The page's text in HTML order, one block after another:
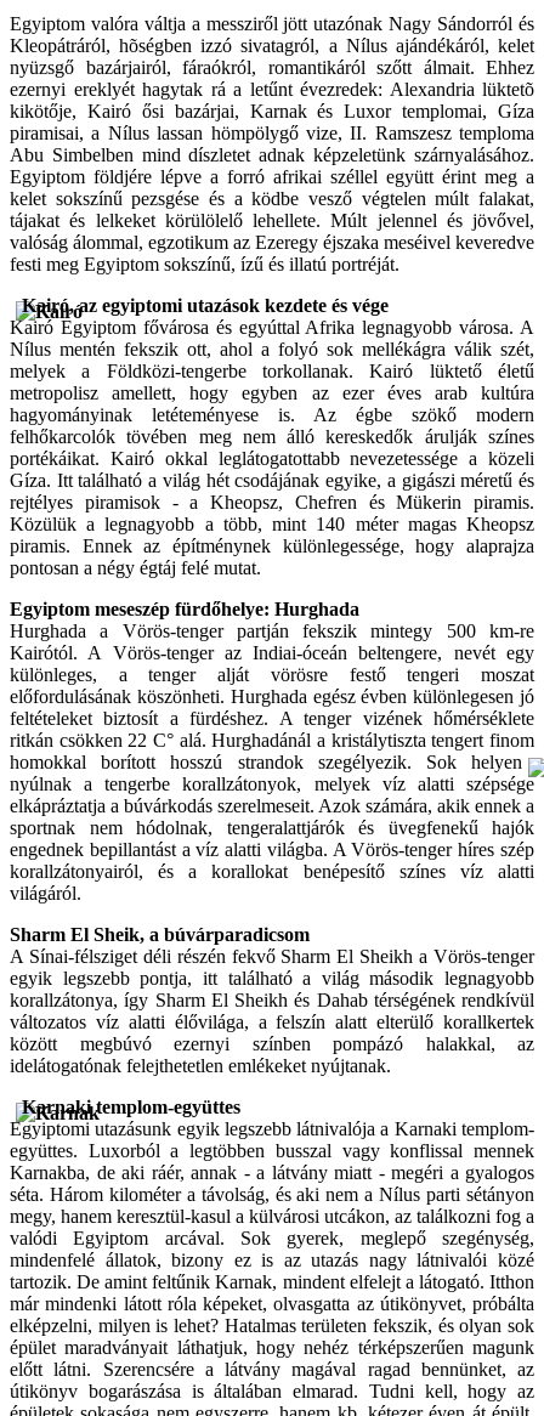
Egyiptom valóra váltja a messziről jött utazónak Nagy Sándorról és
Kleopátráról, hõségben izzó sivatagról, a Nílus ajándékáról, kelet
nyüzsgő bazárjairól, fáraókról, romantikáról szőtt álmait. Ehhez
ezernyi ereklyét hagytak rá a letűnt évezredek: Alexandria lüktetõ
kikötője, Kairó ősi bazárjai, Karnak és Luxor templomai, Gíza
piramisai, a Nílus lassan hömpölygő vize, II. Ramszesz temploma
Abu Simbelben mind díszletet adnak képzeletünk szárnyalásához.
Egyiptom földjére lépve a forró afrikai széllel együtt érint meg a
kelet sokszínű pezsgése és a ködbe vesző végtelen múlt falakat,
tájakat és lelkeket körülölelő lehellete. Múlt jelennel és jövővel,
valóság álommal, egzotikum az Ezeregy éjszaka meséivel keveredve
festi meg Egyiptom sokszínű, ízű és illatú portréját.
Kairó, az egyiptomi utazások kezdete és vége
Kairó Egyiptom fővárosa és egyúttal Afrika legnagyobb városa. A
Nílus mentén fekszik ott, ahol a folyó sok mellékágra válik szét,
melyek a Földközi-tengerbe torkollanak. Kairó lüktető életű
metropolisz amellett, hogy egyben az ezer éves arab kultúra
hagyományinak letéteményese is. Az égbe szökő modern
felhőkarcolók tövében meg nem álló kereskedők árulják színes
portékáikat. Kairó okkal leglátogatottabb nevezetessége a közeli
Gíza. Itt található a világ hét csodájának egyike, a gigászi méretű és
rejtélyes piramisok - a Kheopsz, Chefren és Mükerin piramis.
Közülük a legnagyobb a több, mint 140 méter magas Kheopsz
piramis. Ennek az építménynek különlegessége, hogy alaprajza
pontosan a négy égtáj felé mutat.
Egyiptom meseszép fürdőhelye: Hurghada
Hurghada a Vörös-tenger partján fekszik mintegy 500 km-re
Kairótól. A Vörös-tenger az Indiai-óceán beltengere, nevét egy
különleges, a tenger alját vörösre festő tengeri moszat
előfordulásának köszönheti. Hurghada egész évben különlegesen jó
feltételeket biztosít a fürdéshez. A tenger vizének hőmérséklete
ritkán csökken 22 C° alá. Hurghadánál a kristálytiszta tengert finom
homokkal borított hosszú strandok szegélyezik. Sok helyen
nyúlnak a tengerbe korallzátonyok, melyek víz alatti szépsége
elkápráztatja a búvárkodás szerelmeseit. Azok számára, akik ennek a
sportnak nem hódolnak, tengeralattjárók és üvegfenekű hajók
engednek bepillantást a víz alatti világba. A Vörös-tenger híres szép
korallzátonyairól, és a korallokat benépesítő színes víz alatti
világáról.
Sharm El Sheik, a búvárparadicsom
A Sínai-félsziget déli részén fekvő Sharm El Sheikh a Vörös-tenger
egyik legszebb pontja, itt található a világ második legnagyobb
korallzátonya, így Sharm El Sheikh és Dahab térségének rendkívül
változatos víz alatti élővilága, a felszín alatt elterülő korallkertek
között megbúvó ezernyi színben pompázó halakkal, az
idelátogatónak felejthetetlen emlékeket nyújtanak.
Karnaki templom-együttes
Egyiptomi utazásunk egyik legszebb látnivalója a Karnaki templom-
együttes. Luxorból a legtöbben busszal vagy konflissal mennek
Karnakba, de aki ráér, annak - a látvány miatt - megéri a gyalogos
séta. Három kilométer a távolság, és aki nem a Nílus parti sétányon
megy, hanem keresztül-kasul a külvárosi utcákon, az találkozni fog a
valódi Egyiptom arcával. Sok gyerek, meglepő szegénység,
mindenfelé állatok, bizony ez is az utazás nagy látnivalói közé
tartozik. De amint feltűnik Karnak, mindent elfelejt a látogató. Itthon
már mindenki látott róla képeket, olvasgatta az útikönyvet, próbálta
elképzelni, milyen is lehet? Hatalmas területen fekszik, és olyan sok
épület maradványait láthatjuk, hogy nehéz térképszerűen magunk
előtt látni. Szerencsére a látvány magával ragad bennünket, az
útikönyv bogarászása is általában elmarad. Tudni kell, hogy az